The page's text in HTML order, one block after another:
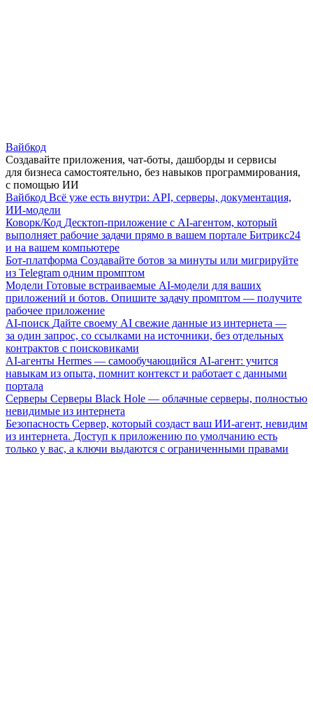
Вайбкод
Создавайте приложения, чат-боты, дашборды и сервисы
для бизнеса самостоятельно, без навыков программирования,
с помощью ИИ
Вайбкод Всё уже есть внутри: API, серверы, документация,
ИИ-модели
Коворк/Код Десктоп-приложение с AI-агентом, который
выполняет рабочие задачи прямо в вашем портале Битрикс24
и на вашем компьютере
Бот-платформа Создавайте ботов за минуты или мигрируйте
из Telegram одним промптом
Модели Готовые встраиваемые AI-модели для ваших
приложений и ботов. Опишите задачу промптом — получите
рабочее приложение
AI-поиск Дайте своему AI свежие данные из интернета —
за один запрос, со ссылками на источники, без отдельных
контрактов с поисковиками
AI-агенты Hermes — самообучающийся AI-агент: учится
навыкам из опыта, помнит контекст и работает с данными
портала
Серверы Серверы Black Hole — облачные серверы, полностью
невидимые из интернета
Безопасность Сервер, который создаст ваш ИИ-агент, невидим
из интернета. Доступ к приложению по умолчанию есть
только у вас, а ключи выдаются с ограниченными правами